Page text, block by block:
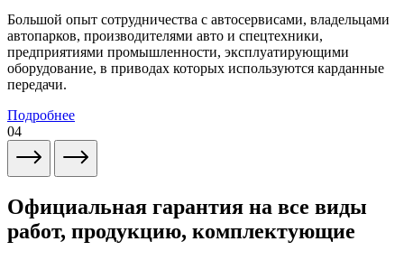
Большой опыт сотрудничества с автосервисами, владельцами
автопарков, производителями авто и спецтехники,
предприятиями промышленности, эксплуатирующими
оборудование, в приводах которых используются карданные
передачи.
Подробнее
04
Официальная гарантия на все виды
работ, продукцию, комплектующие